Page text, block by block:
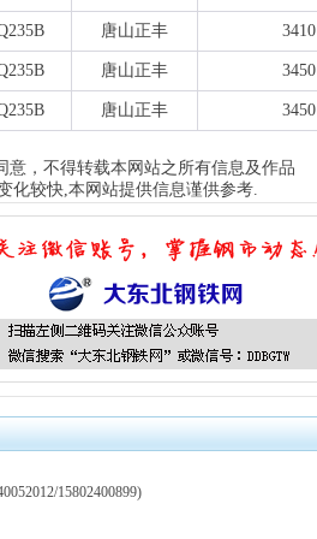
唐山正丰 3410
唐山正丰 3450
唐山正丰 3450
意，不得转载本网站之所有信息及作品
化较快,本网站提供信息谨供参考.
15802400899)